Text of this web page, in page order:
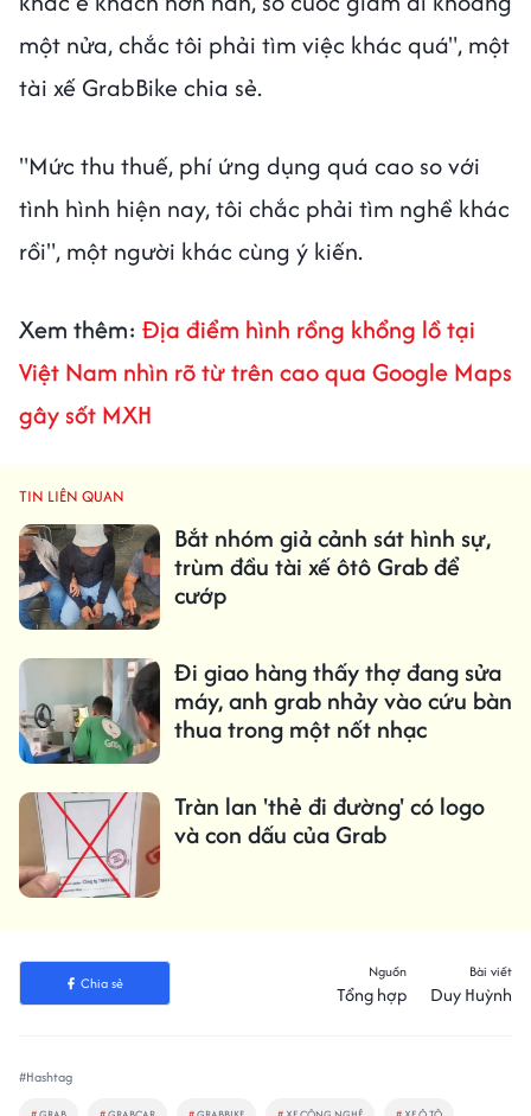
một nửa, chắc tôi phải tìm việc khác quá", một
tài xế GrabBike chia sẻ.
"Mức thu thuế, phí ứng dụng quá cao so với
tình hình hiện nay, tôi chắc phải tìm nghề khác
rồi", một người khác cùng ý kiến.
Xem thêm: Địa điểm hình rồng khổng lồ tại
Việt Nam nhìn rõ từ trên cao qua Google Maps
gây sốt MXH
TIN LIÊN QUAN
Bắt nhóm giả cảnh sát hình sự,
trùm đầu tài xế ôtô Grab để
cướp
Đi giao hàng thấy thợ đang sửa
máy, anh grab nhảy vào cứu bàn
thua trong một nốt nhạc
Tràn lan 'thẻ đi đường' có logo
và con dấu của Grab
Chia sẻ
Nguồn
Tổng hợp
Bài viết
Duy Huỳnh
#Hashtag